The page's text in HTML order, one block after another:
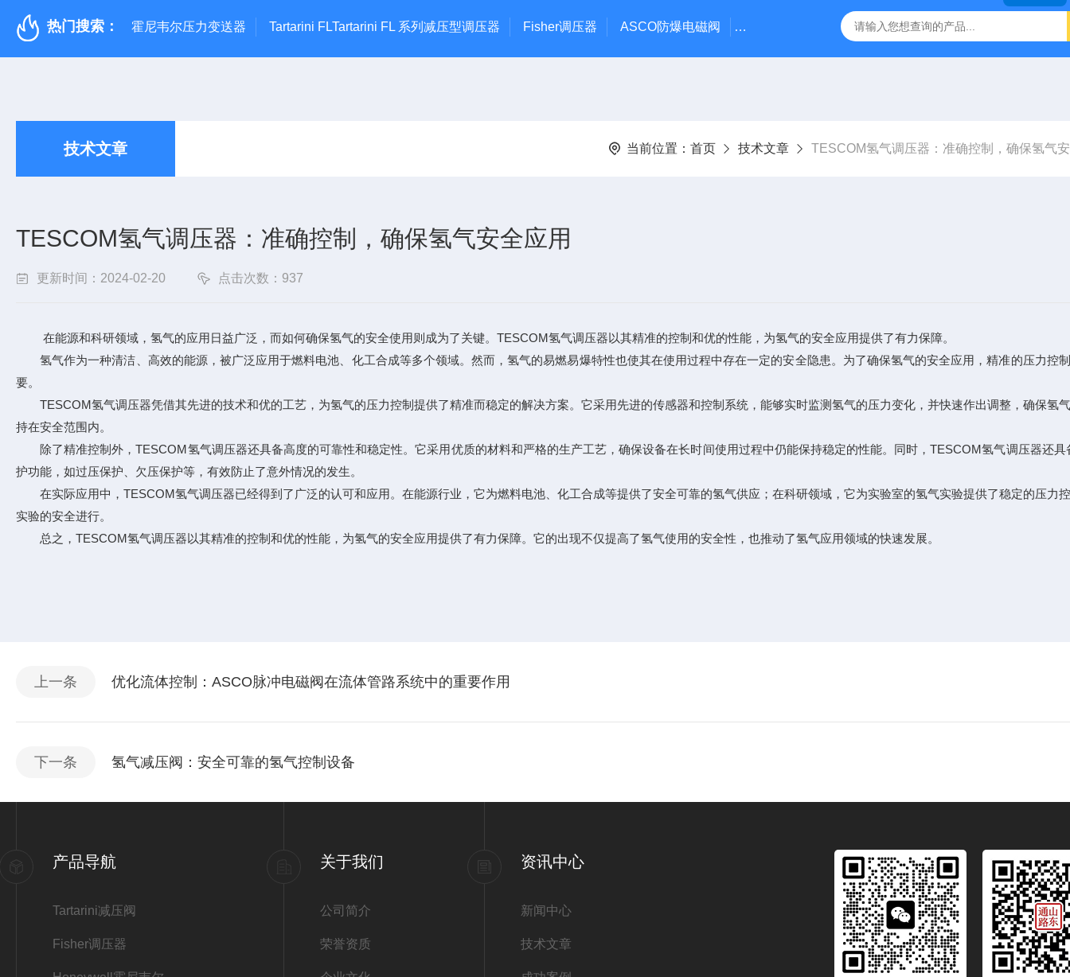
热门搜索： 霍尼韦尔压力变送器 Tartarini FLTartarini FL 系列减压型调压器 Fisher调压器 ASCO防爆电磁阀 ASCO防爆脉冲阀 CNG减压撬天燃气减压撬
技术文章 当前位置： 首页 技术文章 TESCOM氢气调压器：准确控制，确保氢气
TESCOM氢气调压器：准确控制，确保氢气安全应用
更新时间：2024-02-20 点击次数：937
在能源和科研领域，氢气的应用日益广泛，而如何确保氢气的安全使用则成为了关键。TESCOM氢气调压器以其精准的控制和优的性能，为氢气的安全应用提供了有力保障。
氢气作为一种清洁、高效的能源，被广泛应用于燃料电池、化工合成等多个领域。然而，氢气的易燃易爆特性也使其在使用过程中存在一定的安全隐患。为了确保氢气的安全应用，精准的压力控
要。
TESCOM氢气调压器凭借其先进的技术和优的工艺，为氢气的压力控制提供了精准而稳定的解决方案。它采用先进的传感器和控制系统，能够实时监测氢气的压力变化，并快速作出调整，确保氢
持在安全范围内。
除了精准控制外，TESCOM氢气调压器还具备高度的可靠性和稳定性。它采用优质的材料和严格的生产工艺，确保设备在长时间使用过程中仍能保持稳定的性能。同时，TESCOM氢气调压器还具
护功能，如过压保护、欠压保护等，有效防止了意外情况的发生。
在实际应用中，TESCOM氢气调压器已经得到了广泛的认可和应用。在能源行业，它为燃料电池、化工合成等提供了安全可靠的氢气供应；在科研领域，它为实验室的氢气实验提供了稳定的压力
实验的安全进行。
总之，TESCOM氢气调压器以其精准的控制和优的性能，为氢气的安全应用提供了有力保障。它的出现不仅提高了氢气使用的安全性，也推动了氢气应用领域的快速发展。
上一条 优化流体控制：ASCO脉冲电磁阀在流体管路系统中的重要作用
下一条 氢气减压阀：安全可靠的氢气控制设备
产品导航
Tartarini减压阀
Fisher调压器
关于我们
公司简介
荣誉资质
资讯中心
新闻中心
技术文章